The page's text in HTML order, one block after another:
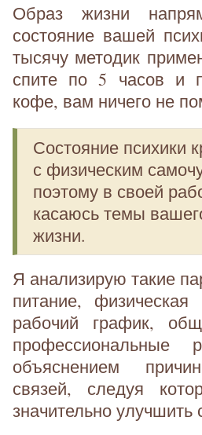
Образ жизни
состояние вашей
тысячу методик
спите по 5 часов и
кофе, вам ничего не
Состояние психики
с физическим
поэтому в своей
касаюсь темы
жизни.
Я анализирую такие
питание, физическая
рабочий график,
профессиональные
объяснением
связей, следуя
значительно улучшить